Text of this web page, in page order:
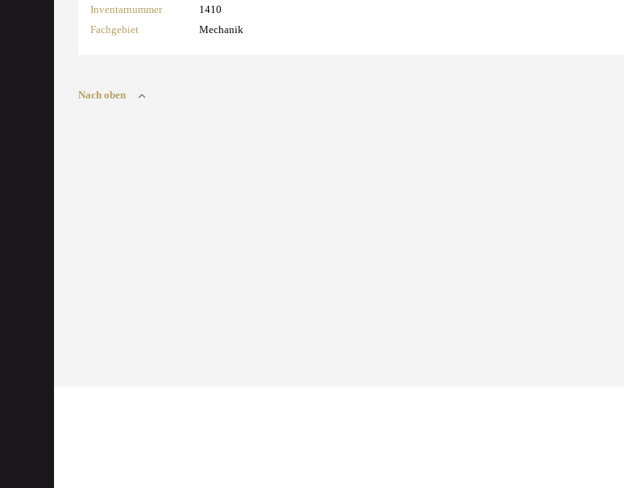
Inventarnummer
1410
Fachgebiet
Mechanik
Nach oben